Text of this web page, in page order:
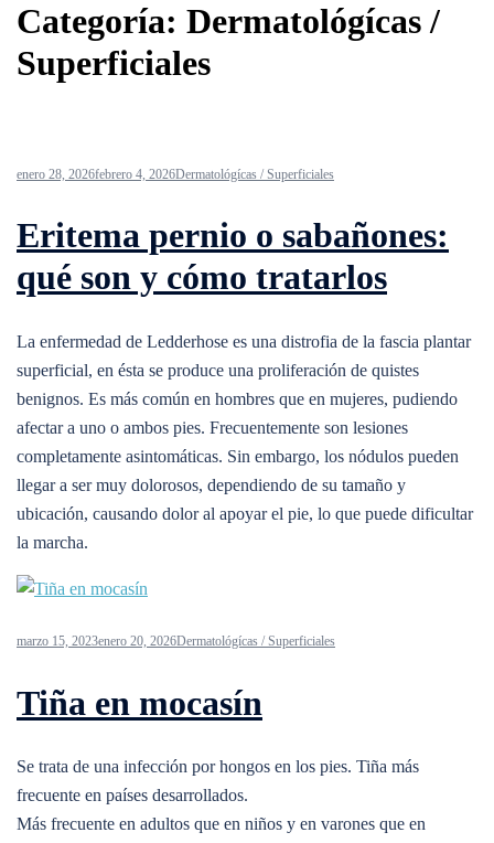
Categoría: Dermatológícas /
Superficiales
enero 28, 2026febrero 4, 2026Dermatológícas / Superficiales
Eritema pernio o sabañones:
qué son y cómo tratarlos
La enfermedad de Ledderhose es una distrofia de la fascia plantar
superficial, en ésta se produce una proliferación de quistes
benignos. Es más común en hombres que en mujeres, pudiendo
afectar a uno o ambos pies. Frecuentemente son lesiones
completamente asintomáticas. Sin embargo, los nódulos pueden
llegar a ser muy dolorosos, dependiendo de su tamaño y
ubicación, causando dolor al apoyar el pie, lo que puede dificultar
la marcha.
marzo 15, 2023enero 20, 2026Dermatológícas / Superficiales
Tiña en mocasín
Se trata de una infección por hongos en los pies. Tiña más
frecuente en países desarrollados.
Más frecuente en adultos que en niños y en varones que en